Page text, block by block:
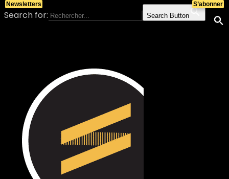
Search for: Search Button
S’abonner
Newsletters